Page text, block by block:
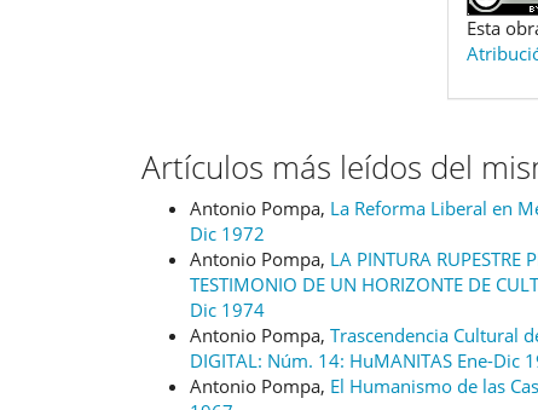
Esta
Artículos más leídos del
Antonio Pompa, La Reforma Liberal en
Dic 1972
Antonio Pompa, LA PINTURA RUPESTRE
TESTIMONIO DE UN HORIZONTE DE
Dic 1974
Antonio Pompa, Trascendencia Cultural
DIGITAL: Núm. 14: HuMANITAS Ene-Dic
Antonio Pompa, El Humanismo de las